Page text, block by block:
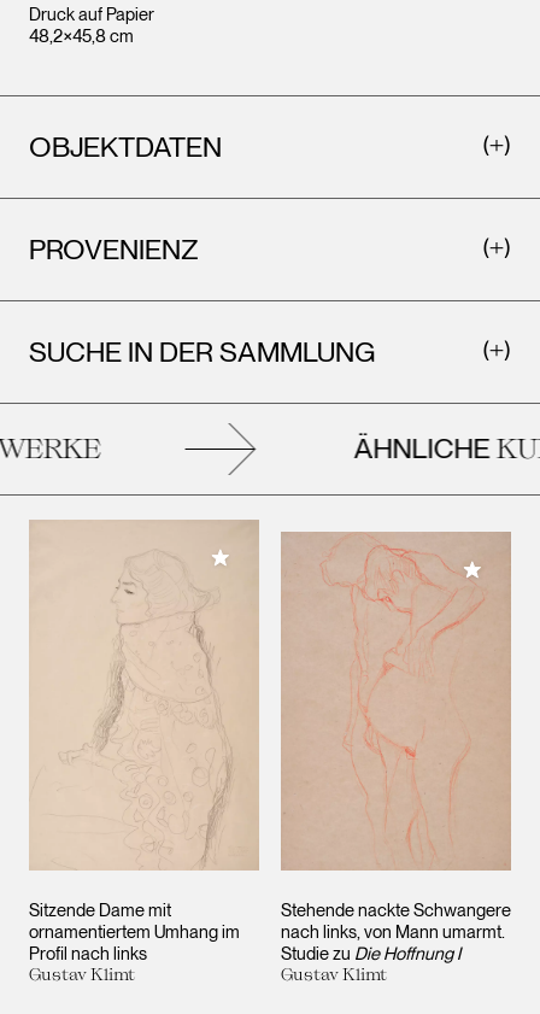
Druck auf Papier
48,2×45,8 cm
OBJEKTDATEN
PROVENIENZ
SUCHE IN DER SAMMLUNG
ÄHNLICHE
Sitzende Dame mit
ornamentiertem Umhang im
Profil nach links
Gustav Klimt
Meiner Sammlung hinzufügen
Stehende nackte Schwangere
nach links, von Mann umarmt.
Studie zu Die Hoffnung I
Gustav Klimt
Meiner